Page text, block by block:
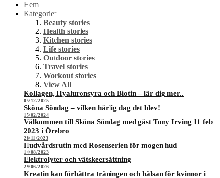
Hem
Kategorier
Beauty stories
Health stories
Kitchen stories
Life stories
Outdoor stories
Travel stories
Workout stories
View All
Kollagen, Hyaluronsyra och Biotin – lär dig mer..
05/12/2025
Sköna Söndag – vilken härlig dag det blev!
15/02/2024
Välkommen till Sköna Söndag med gäst Tony Irving 11 feb
2023 i Örebro
28/11/2023
Hudvårdsrutin med Rosenserien för mogen hud
14/08/2023
Elektrolyter och vätskeersättning
29/06/2026
Kreatin kan förbättra träningen och hälsan för kvinnor i